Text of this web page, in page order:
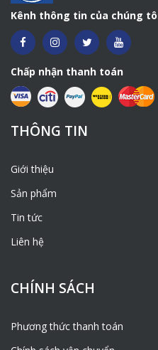
Kênh thông tin của chúng
Chấp nhận thanh toán
THÔNG TIN
Giới thiệu
Sản phẩm
Tin tức
Liên hệ
CHÍNH SÁCH
Phương thức thanh toán